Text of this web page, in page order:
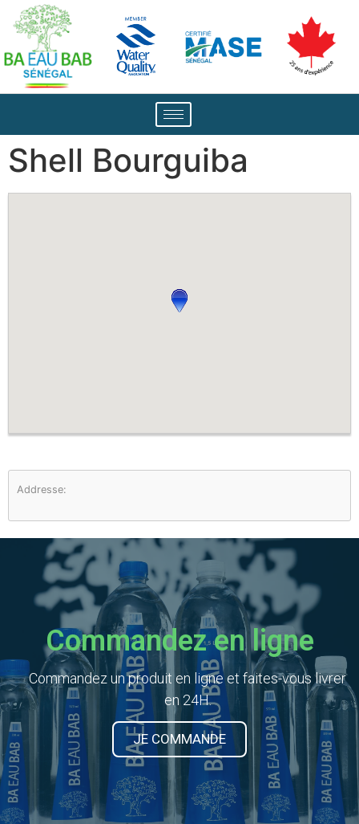
Shell Bourguiba
Addresse:
Commandez en ligne
Commandez un produit en ligne et faites-vous livrer
en 24H.
JE COMMANDE